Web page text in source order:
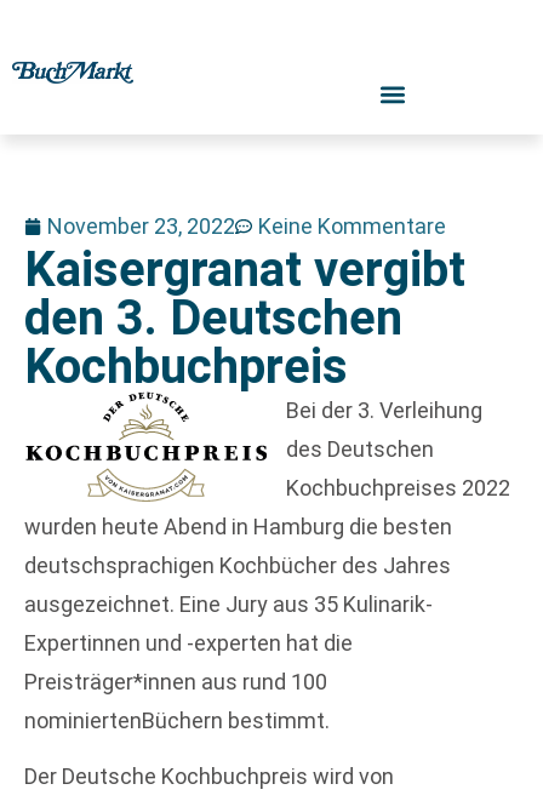
November 23, 2022 Keine Kommentare
Kaisergranat vergibt
den 3. Deutschen
Kochbuchpreis
Bei der 3. Verleihung
des Deutschen
Kochbuchpreises 2022
wurden heute Abend in Hamburg die besten
deutschsprachigen Kochbücher des Jahres
ausgezeichnet. Eine Jury aus 35 Kulinarik-
Expertinnen und -experten hat die
Preisträger*innen aus rund 100
nominiertenBüchern bestimmt.
Der Deutsche Kochbuchpreis wird von